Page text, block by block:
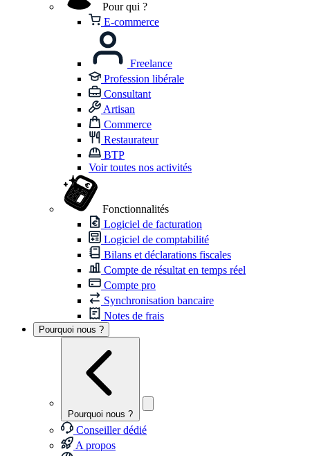
Pour qui ?
E-commerce
Freelance
Profession libérale
Consultant
Artisan
Commerce
Restaurateur
BTP
Voir toutes nos activités
Fonctionnalités
Logiciel de facturation
Logiciel de comptabilité
Bilans et déclarations fiscales
Compte de résultat en temps réel
Compte pro
Synchronisation bancaire
Notes de frais
Pourquoi nous ?
Pourquoi nous ?
Conseiller dédié
A propos